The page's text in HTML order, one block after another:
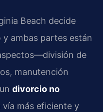
Beach decide
ambas partes están
de
manutención
divorcio no
vía más eficiente y